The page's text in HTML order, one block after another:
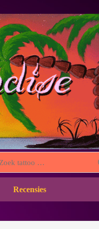
Recensies